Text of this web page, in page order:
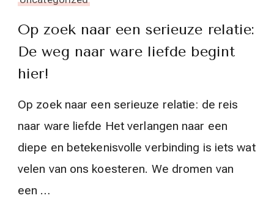
Op zoek naar een serieuze relatie:
De weg naar ware liefde begint
hier!
Op zoek naar een serieuze relatie: de reis
naar ware liefde Het verlangen naar een
diepe en betekenisvolle verbinding is iets wat
velen van ons koesteren. We dromen van
een …